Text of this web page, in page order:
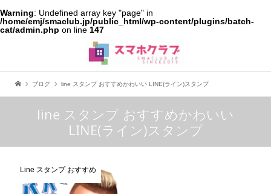
Warning: Undefined array key "page" in
/home/emj/smaclub.jp/public_html/wp-content/plugins/batch-
cat/admin.php on line 147
ブログ line スタンプ おすすめかわいい LINE(ライン)スタンプ
line スタンプ おすすめかわいい
LINE(ライン)スタンプ
Line スタンプ おすすめ